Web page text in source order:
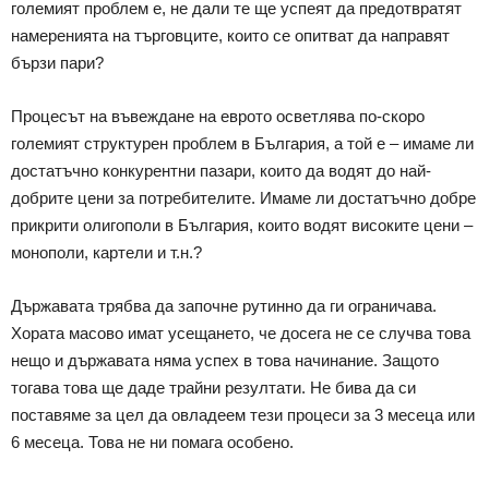
големият проблем е, не дали те ще успеят да предотвратят
намеренията на търговците, които се опитват да направят
бързи пари?
Процесът на въвеждане на еврото осветлява по-скоро
големият структурен проблем в България, а той е – имаме ли
достатъчно конкурентни пазари, които да водят до най-
добрите цени за потребителите. Имаме ли достатъчно добре
прикрити олигополи в България, които водят високите цени –
монополи, картели и т.н.?
Държавата трябва да започне рутинно да ги ограничава.
Хората масово имат усещането, че досега не се случва това
нещо и държавата няма успех в това начинание. Защото
тогава това ще даде трайни резултати. Не бива да си
поставяме за цел да овладеем тези процеси за 3 месеца или
6 месеца. Това не ни помага особено.